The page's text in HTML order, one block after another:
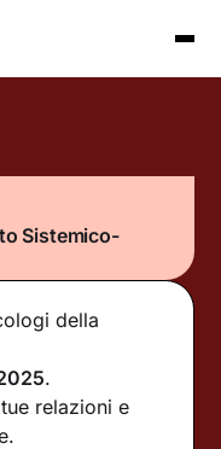
Sistemico-
della
.
relazioni e